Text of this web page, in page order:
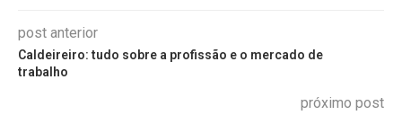
post anterior
Caldeireiro: tudo sobre a profissão e o mercado de
trabalho
próximo post